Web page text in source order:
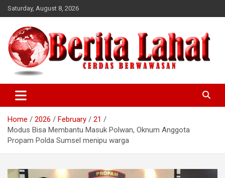
Skip
to
content
Saturday, August 8, 2026
Cerdas
Home 2026 February
21
Modus Bisa Membantu Masuk Polwan, Oknum Anggota
Propam Polda Sumsel menipu warga